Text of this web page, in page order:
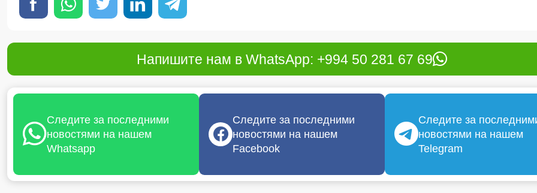
Напишите нам в WhatsApp: +994 50 281 67 69
Следите за последними
новостями на нашем
Whatsapp
Следите за последними
новостями на нашем
Facebook
Следите за
новостями на нашем
Telegram